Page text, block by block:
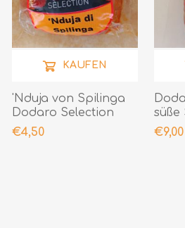
'Nduja von Spilinga
Dodaro Selection
200gr
€4,50
KAUFEN
süße
300gr
€9,00